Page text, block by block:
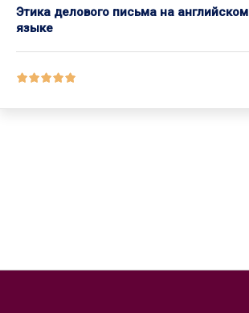
Этика делового письма на английском
языке